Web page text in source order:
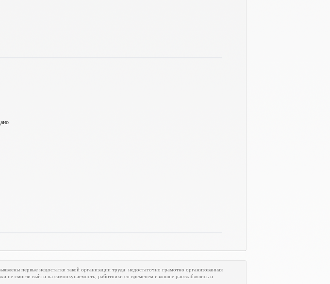
первые недостатки такой организации труда: недостаточно грамотно организованная
не смогли выйти на самоокупаемость, работники со временем излишне расслаблялись и